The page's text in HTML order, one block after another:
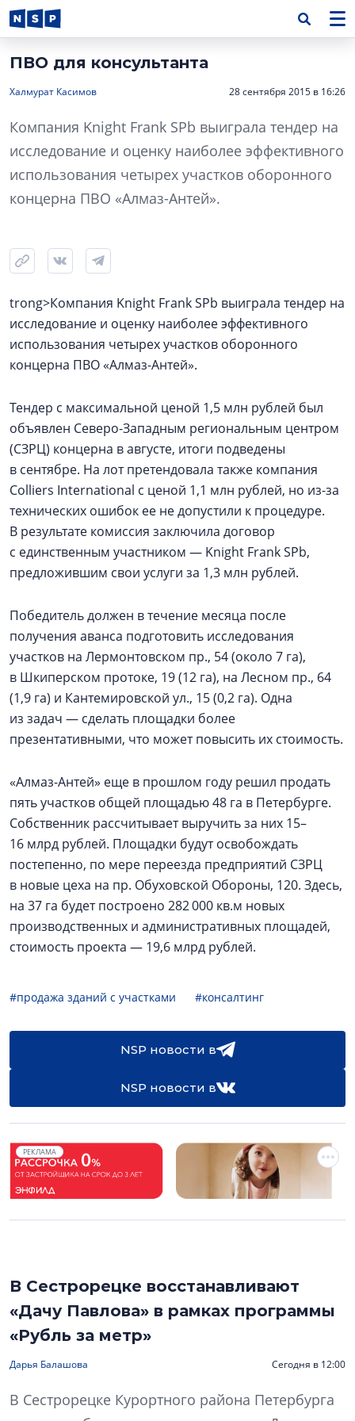
ПВО для консультанта
Халмурат Касимов 28 сентября 2015 в 16:26
Компания Knight Frank SPb выиграла тендер на
исследование и оценку наиболее эффективного
использования четырех участков оборонного
концерна ПВО «Алмаз-Антей».
trong>Компания Knight Frank SPb выиграла тендер на
исследование и оценку наиболее эффективного
использования четырех участков оборонного
концерна ПВО «Алмаз-Антей».
Тендер с максимальной ценой 1,5 млн рублей был
объявлен Северо-Западным региональным центром
(СЗРЦ) концерна в августе, итоги подведены
в сентябре. На лот претендовала также компания
Colliers International c ценой 1,1 млн рублей, но из-за
технических ошибок ее не допустили к процедуре.
В результате комиссия заключила договор
с единственным участником — Knight Frank SPb,
предложившим свои услуги за 1,3 млн рублей.
Победитель должен в течение месяца после
получения аванса подготовить исследования
участков на Лермонтовском пр., 54 (около 7 га),
в Шкиперском протоке, 19 (12 га), на Лесном пр., 64
(1,9 га) и Кантемировской ул., 15 (0,2 га). Одна
из задач — сделать площадки более
презентативными, что может повысить их стоимость.
«Алмаз-Антей» еще в прошлом году решил продать
пять участков общей площадью 48 га в Петербурге.
Собственник рассчитывает выручить за них 15–
16 млрд рублей. Площадки будут освобождать
постепенно, по мере переезда предприятий СЗРЦ
в новые цеха на пр. Обуховской Обороны, 120. Здесь,
на 37 га будет построено 282 000 кв.м новых
производственных и административных площадей,
стоимость проекта — 19,6 млрд рублей.
#продажа зданий с участками #консалтинг
NSP новости в
NSP новости в
РЕКЛАМА
В Сестрорецке восстанавливают
«Дачу Павлова» в рамках программы
«Рубль за метр»
Дарья Балашова Сегодня в 12:00
В Сестрорецке Курортного района Петербурга